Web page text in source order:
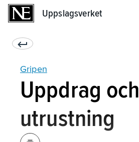
Uppslagsverket
Gripen
Uppdrag och
utrustning